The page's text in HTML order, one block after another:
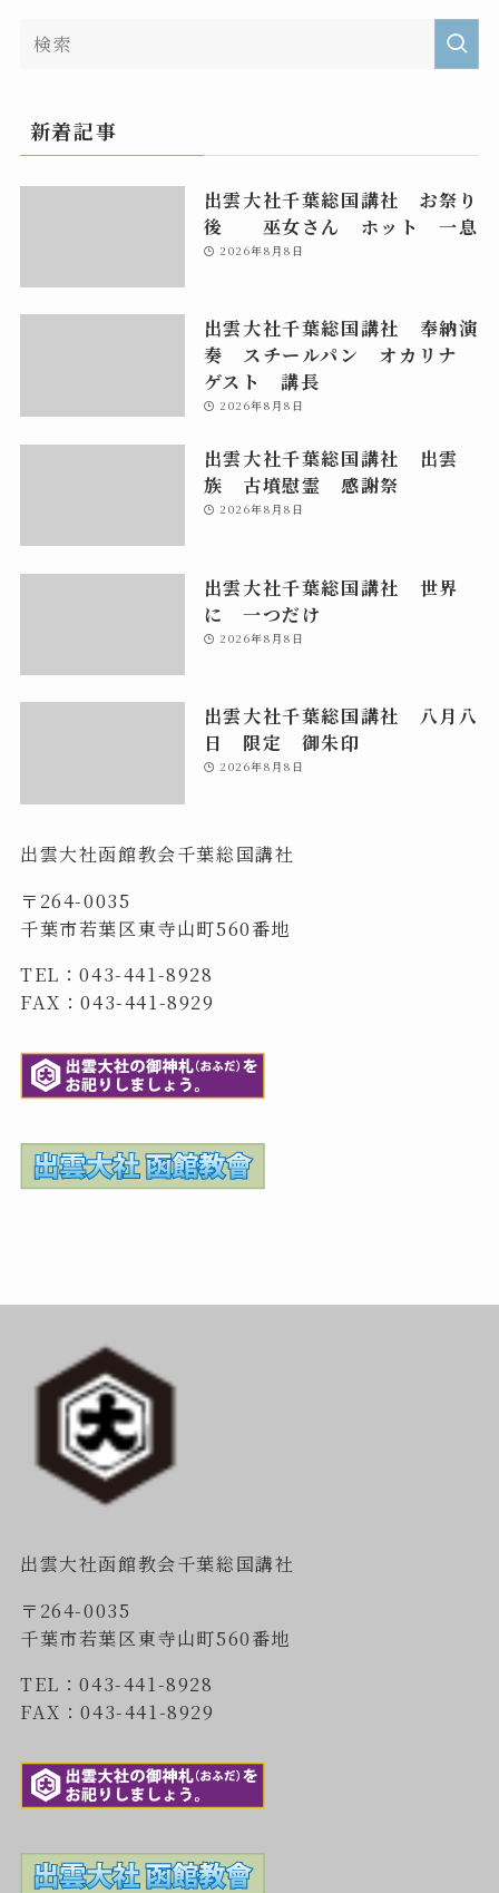
新着記事
出雲大社千葉総国講社 お祭り
後 巫女さん ホット 一息
2026年8月8日
出雲大社千葉総国講社 奉納演
奏 スチールパン オカリナ
ゲスト 講長
2026年8月8日
出雲大社千葉総国講社 出雲
族 古墳慰霊 感謝祭
2026年8月8日
出雲大社千葉総国講社 世界
に 一つだけ
2026年8月8日
出雲大社千葉総国講社 八月八
日 限定 御朱印
2026年8月8日
出雲大社函館教会千葉総国講社
〒264-0035
千葉市若葉区東寺山町560番地
TEL：043-441-8928
FAX：043-441-8929
出雲大社函館教会千葉総国講社
〒264-0035
千葉市若葉区東寺山町560番地
TEL：043-441-8928
FAX：043-441-8929